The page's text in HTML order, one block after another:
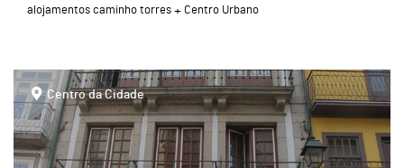
alojamentos caminho torres Centro Urbano
page
Centro da Cidade